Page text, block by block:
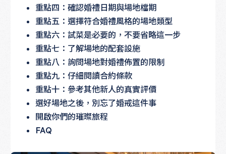
重點四：確認婚禮日期與場地檔期
重點五：選擇符合婚禮風格的場地類型
重點六：試菜是必要的，不要省略這一步
重點七：了解場地的配套設施
重點八：詢問場地對婚禮佈置的限制
重點九：仔細閱讀合約條款
重點十：參考其他新人的真實評價
選好場地之後，別忘了婚戒這件事
開啟你們的璀璨旅程
FAQ